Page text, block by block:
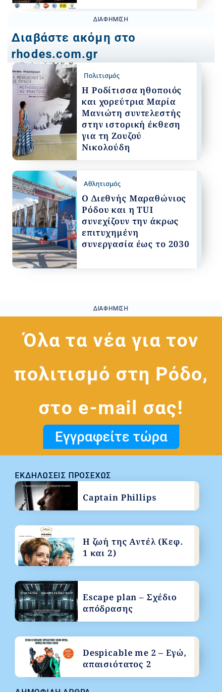
ΔΙΑΦΉΜΙΣΗ
Διαβάστε ακόμη στο
rhodes.com.gr
Πολιτισμός
Η Ροδίτισσα ηθοποιός
και χορεύτρια Μαρία
Μανιώτη συντελεστής
στην ιστορική έκθεση
για τη Ζουζού
Νικολούδη
Αθλητισμός
Ο Διεθνής Μαραθώνιος
Ρόδου και η TUI
συνεχίζουν την άκρως
επιτυχημένη
συνεργασία έως το 2030
ΔΙΑΦΉΜΙΣΗ
Όλα τα νέα για τον
πολιτισμό στη Ρόδο,
στο e-mail σας!
Εγγραφείτε τώρα
ΕΚΔΗΛΏΣΕΙΣ ΠΡΟΣΕΧΏΣ
Captain Phillips
Η ζωή της Αντέλ (Κεφ.
1 και 2)
Escape plan – Σχέδιο
απόδρασης
Despicable me 2 – Εγώ,
απαισιότατος 2